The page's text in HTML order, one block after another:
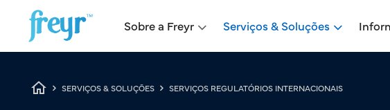
Skip to main content
Main navigation
Sobre a Freyr Serviços & Soluções
Breadcrumb
SERVIÇOS & SOLUÇÕES SERVIÇOS REGULATÓRIOS INTERNACIONAIS